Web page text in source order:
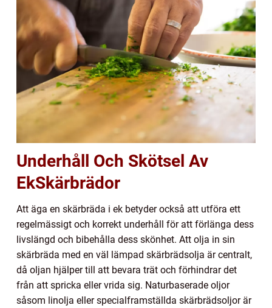
Underhåll Och Skötsel Av
EkSkärbrädor
Att äga en skärbräda i ek betyder också att utföra ett
regelmässigt och korrekt underhåll för att förlänga dess
livslängd och bibehålla dess skönhet. Att olja in sin
skärbräda med en väl lämpad skärbrädsolja är centralt,
då oljan hjälper till att bevara trät och förhindrar det
från att spricka eller vrida sig. Naturbaserade oljor
såsom linolja eller specialframställda skärbrädsoljor är